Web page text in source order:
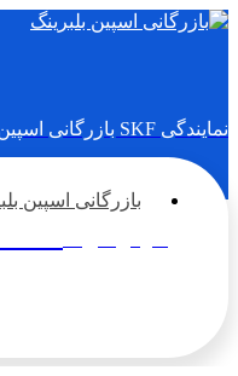
نمایندگی SKF بازرگانی اسپین بلبرینگ
بازرگانی اسپین